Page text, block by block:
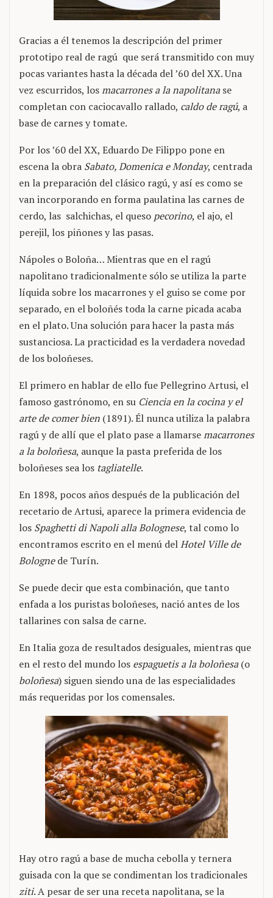
Gracias a él tenemos la descripción del primer
prototipo real de ragú que será transmitido con muy
pocas variantes hasta la década del ’60 del XX. Una
vez escurridos, losmacarrones a la napolitanase
completan con caciocavallo rallado, caldo de ragú, a
base de carnes y tomate.
Por los ’60 del XX, Eduardo De Filippo pone en
escena la obra Sabato, Domenica e Monday, centrada
en la preparación del clásico ragú, y así es como se
van incorporando en forma paulatina las carnes de
cerdo, las salchichas, el queso pecorino, el ajo, el
perejil, los piñones y las pasas.
Nápoles o Boloña… Mientras que en el ragú
napolitano tradicionalmente sólo se utiliza la parte
líquida sobre los macarrones y el guiso se come por
separado, en el boloñés toda la carne picada acaba
en el plato. Una solución para hacer la pasta más
sustanciosa. La practicidad es la verdadera novedad
de los boloñeses.
El primero en hablar de ello fue Pellegrino Artusi, el
famoso gastrónomo, en su Ciencia en la cocina y el
arte de comer bien (1891). Él nunca utiliza la palabra
ragú y de allí que el plato pase a llamarsemacarrones
a la boloñesa, aunque la pasta preferida de los
boloñeses sea los tagliatelle.
En 1898, pocos años después de la publicación del
recetario de Artusi, aparece la primera evidencia de
los Spaghetti di Napoli alla Bolognese, tal como lo
encontramos escrito en el menú delHotel Ville de
Bolognede Turín.
Se puede decir que esta combinación, que tanto
enfada a los puristas boloñeses, nació antes de los
tallarines con salsa de carne.
En Italia goza de resultados desiguales, mientras que
en el resto del mundo los espaguetis a la boloñesa(o
boloñesa) siguen siendo una de las especialidades
más requeridas por los comensales.
Hay otro ragú a base de mucha cebolla y ternera
guisada con la que se condimentan los tradicionales
ziti. A pesar de ser una receta napolitana, se la